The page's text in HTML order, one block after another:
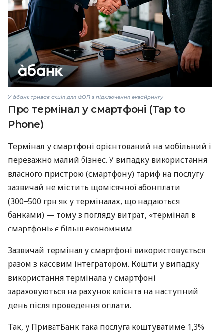
У àбанк триває акція для ФОП з підключення еквайрингу
Про термінал у смартфоні (Tap to
Phone)
Термінал у смартфоні орієнтований на мобільний і
переважно малий бізнес. У випадку використання
власного пристрою (смартфону) тариф на послугу
зазвичай не містить щомісячної абонплати
(300−500 грн як у терміналах, що надаються
банками) — тому з погляду витрат, «термінал в
смартфоні» є більш економним.
Зазвичай термінал у смартфоні використовується
разом з касовим інтегратором. Кошти у випадку
використання термінала у смартфоні
зараховуються на рахунок клієнта на наступний
день після проведення оплати.
Так, у ПриватБанк така послуга коштуватиме 1,3%